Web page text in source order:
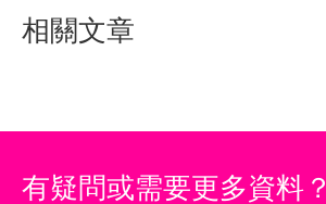
相關文章
有疑問或需要更多資料？